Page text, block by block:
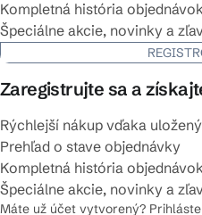
Kompletná história objednávok
Špeciálne akcie, novinky a
Zaregistrujte sa a
Rýchlejší nákup vďaka
Prehľad o stave objednávky
Kompletná história objednávok
Špeciálne akcie, novinky a
Máte už účet vytvorený?